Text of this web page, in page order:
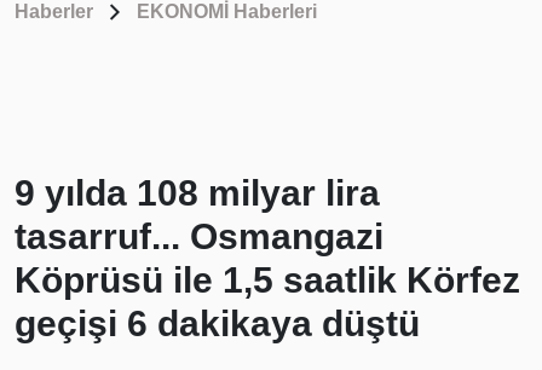
Haberler EKONOMİ Haberleri
9 yılda 108 milyar lira
tasarruf... Osmangazi
Köprüsü ile 1,5 saatlik Körfez
geçişi 6 dakikaya düştü